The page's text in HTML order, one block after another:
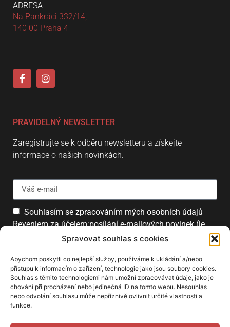
Spravovat souhlas s cookies
Abychom poskytli co nejlepší služby, používáme k ukládání a/nebo
přístupu k informacím o zařízení, technologie jako jsou soubory cookies.
Souhlas s těmito technologiemi nám umožní zpracovávat údaje, jako je
chování při procházení nebo jedinečná ID na tomto webu. Nesouhlas
nebo odvolání souhlasu může nepříznivě ovlivnit určité vlastnosti a
funkce.
ADRESA
Na Pankráci 332/14,
140 00 Praha 4
PRAVIDELNÝ NEWSLETTER
Zaregistrujte se k odběru newsletteru a získejte
informace o našich novinkách.
Souhlasím se zpracováním mých osobních údajů
Reveniem za účelem:posílání e-mailových novinek (je
možné se kdykoliv odhlásit).
Přihlásit
PARTNEŘI